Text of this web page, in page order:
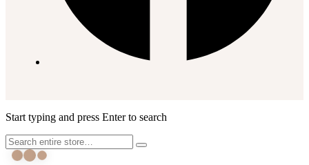
Start typing and press Enter to search